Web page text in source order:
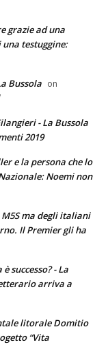
grazie ad una
testuggine:
Bussola on
- La Bussola
2019
e la persona che lo
Noemi non
ma degli italiani
Il Premier gli ha
successo? - La
arriva a
litorale Domitio
“Vita